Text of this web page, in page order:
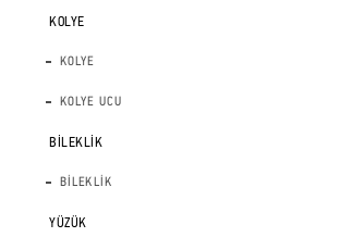
KOLYE
KOLYE
KOLYE UCU
BİLEKLİK
BİLEKLİK
YÜZÜK